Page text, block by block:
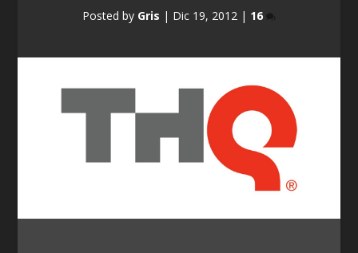
Posted by Gris | Dic 19, 2012 | 16